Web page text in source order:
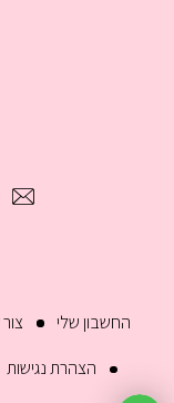
החשבון שלי
הצהרת נגישות